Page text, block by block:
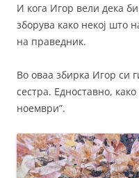
И кога Игор вели дека би
зборува како некој што
на праведник.
Во оваа збирка Игор си
сестра. Едноставно,
ноември”.